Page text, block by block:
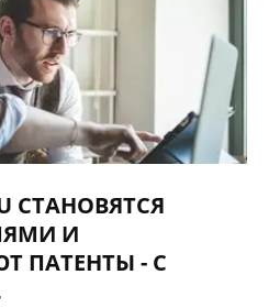
СТАНОВЯТСЯ
И
ПАТЕНТЫ - С